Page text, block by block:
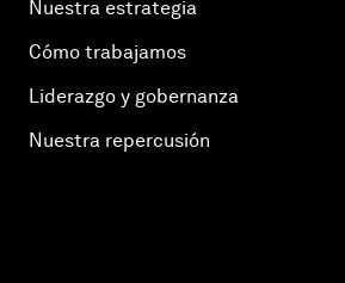
BRASIL
BUILDINGS
TRANSFORMACIÓN URBANA
BUILT ENVIRONMENT AND
Nuestra estrategia
Cómo trabajamos
Liderazgo y gobernanza
Nuestra repercusión